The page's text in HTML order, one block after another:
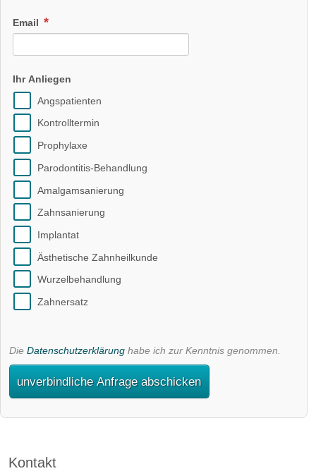
Email
Ihr Anliegen
Angspatienten
Kontrolltermin
Prophylaxe
Parodontitis-Behandlung
Amalgamsanierung
Zahnsanierung
Implantat
Ästhetische Zahnheilkunde
Wurzelbehandlung
Zahnersatz
Die Datenschutzerklärung habe ich zur Kenntnis genommen.
unverbindliche Anfrage abschicken
Kontakt